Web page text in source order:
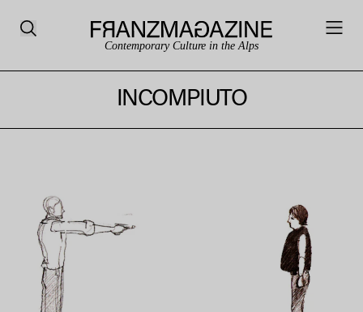
Contemporary Culture in the Alps
INCOMPIUTO